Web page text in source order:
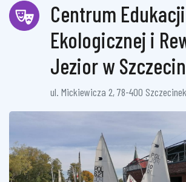
Centrum Edukacji
Ekologicznej i
Jezior w
ul. Mickiewicza 2, 78-400 Szczecinek